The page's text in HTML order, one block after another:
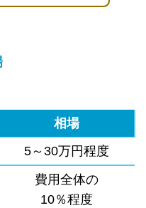
相場
5～30万円程度
費用全体の
10％程度